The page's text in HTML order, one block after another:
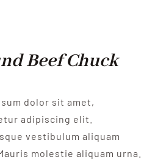
Beef Chuck
dolor sit amet,
adipiscing elit.
vestibulum aliquam
molestie aliquam urna.